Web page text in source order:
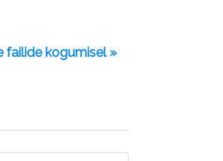
failide kogumisel »